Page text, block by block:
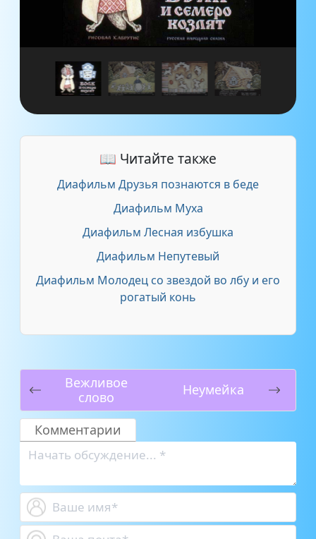
📖 Читайте также
Диафильм Друзья познаются в беде
Диафильм Муха
Диафильм Лесная избушка
Диафильм Непутевый
Диафильм Молодец со звездой во лбу и его
рогатый конь
Вежливое
слово
Неумейка
Комментарии